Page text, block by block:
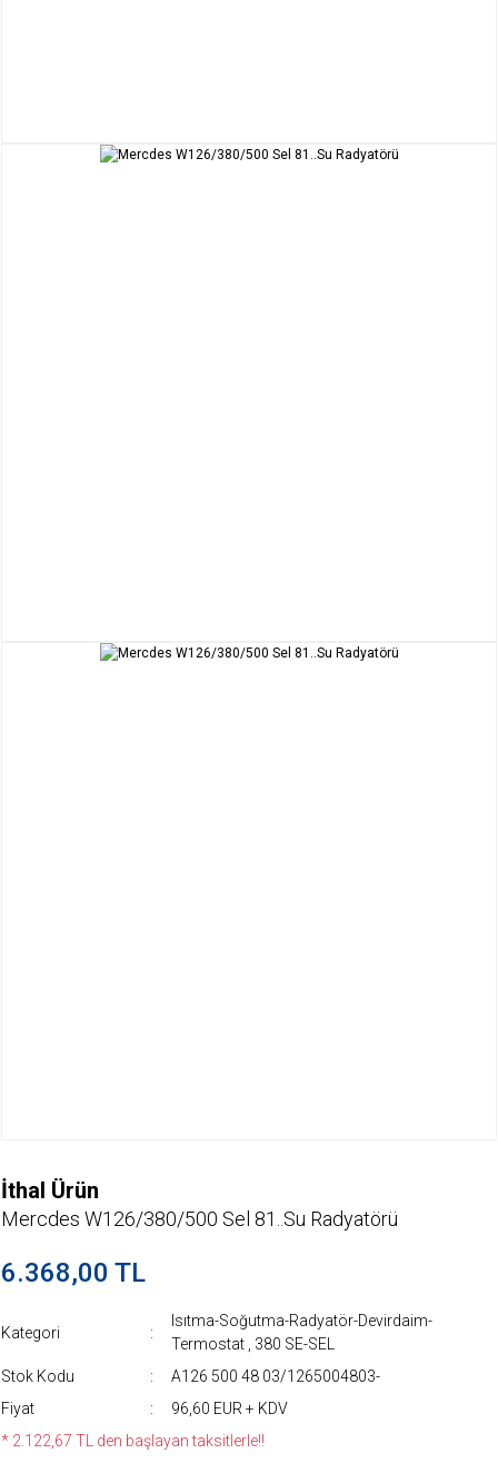
İthal Ürün
Mercdes W126/380/500 Sel 81..Su Radyatörü
6.368,00 TL
Kategori
Isıtma-Soğutma-Radyatör-Devirdaim-
Termostat
380 SE-SEL
Stok Kodu
A126 500 48 03/1265004803-
Fiyat
96,60 EUR + KDV
* 2.122,67 TL den başlayan taksitlerle!!